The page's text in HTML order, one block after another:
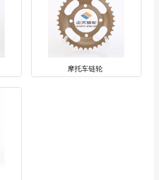
摩托车链轮